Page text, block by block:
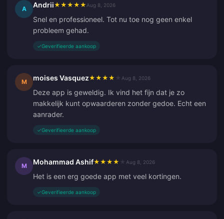
A Andrii★ ★ ★ ★ ★ Aug 8, 2026
Snel en professioneel. Tot nu toe nog geen enkel
probleem gehad.
✓Geverifieerde aankoop
M moises Vasquez★ ★ ★ ★ Aug 8, 2026
Deze app is geweldig. Ik vind het fijn dat je zo
makkelijk kunt opwaarderen zonder gedoe. Echt een
aanrader.
✓Geverifieerde aankoop
M Mohammad Ashif★ ★ ★ ★ Aug 8, 2026
Het is een erg goede app met veel kortingen.
✓Geverifieerde aankoop